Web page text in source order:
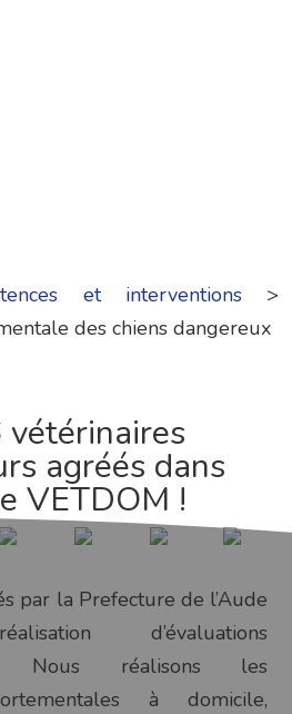
et interventions>
des chiens dangereux
vétérinaires
agréés dans
VETDOM !
par la Prefecture de l’Aude
d’évaluations
Nous réalisons les
à domicile,